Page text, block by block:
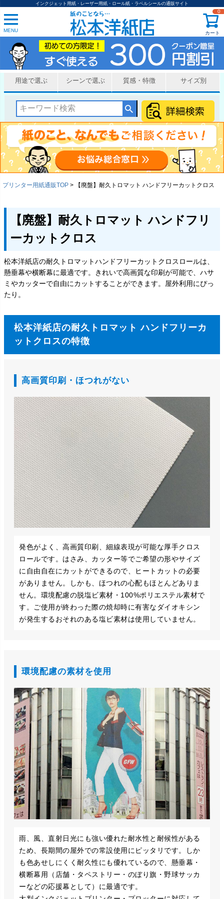
インクジェット用紙・レーザー用紙・ロール紙・ラベルシールの通販サイト
MENU カート
0
用途で選ぶ シーンで選ぶ 質感・特徴 サイズ別
プリンター用紙通販TOP 【廃盤】耐久トロマット ハンドフリーカットクロス
【廃盤】耐久トロマット ハンドフリ
ーカットクロス
松本洋紙店の耐久トロマットハンドフリーカットクロスロールは、
懸垂幕や横断幕に最適です。きれいで高画質な印刷が可能で、ハサ
ミやカッターで自由にカットすることができます。屋外利用にぴっ
たり。
松本洋紙店の耐久トロマット ハンドフリーカ
ットクロスの特徴
高画質印刷・ほつれがない
発色がよく、高画質印刷、細線表現が可能な厚手クロス
ロールです。はさみ、カッター等でご希望の形やサイズ
に自由自在にカットができるので、ヒートカットの必要
がありません。しかも、ほつれの心配もほとんどありま
せん。環境配慮の脱塩ビ素材・100%ポリエステル素材で
す。ご使用が終わった際の焼却時に有害なダイオキシン
が発生するおそれのある塩ビ素材は使用していません。
環境配慮の素材を使用
雨、風、直射日光にも強い優れた耐水性と耐候性がある
ため、長期間の屋外での常設使用にピッタリです。しか
も色あせしにくく耐久性にも優れているので、懸垂幕・
横断幕用（店舗・タペストリー・のぼり旗・野球サッカ
ーなどの応援幕として）に最適です。